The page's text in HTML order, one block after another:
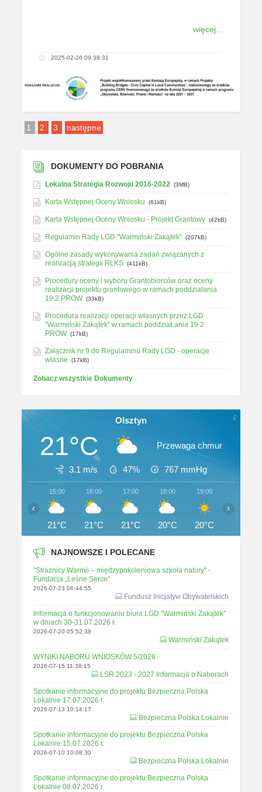
więcej...
2025-02-26 09:38:31
1 2 3 następne
DOKUMENTY DO POBRANIA
Lokalna Strategia Rozwoju 2016-2022 (3MB)
Karta Wstępnej Oceny Wniosku (61kB)
Karta Wstępnej Oceny Wniosku - Projekt Grantowy (42kB)
Regulamin Rady LGD "Warmiński Zakątek" (207kB)
Ogólne zasady wykonywania zadań związanych z
realizacją strategii RLKS (411kB)
Procedury oceny i wyboru Grantobiorców oraz oceny
realizacji projektu grantowego w ramach poddziałania
19.2 PROW (33kB)
Procedura realizacji operacji własnych przez LGD
"Warmiński Zakątek" w ramach poddziaŁania 19.2
PROW (17kB)
Załącznik nr 9 do Regulaminu Rady LGD - operacje
własne
(17kB)
Zobacz wszystkie Dokumenty
Olsztyn
21°C Przewaga chmur
3.1 m/s 47% 767 mmHg
15:00
21°C
16:00
21°C
17:00
21°C
18:00
20°C
19:00
20°C
‹ ›
NAJNOWSZE I POLECANE
"Strażnicy Warmii – międzypokoleniowa szkoła natury" -
Fundacja „Leśne Serce”
2026-07-23 06:44:55
Fundusz Inicjatyw Obywatelskich
Informacja o funkcjonowaniu biura LGD "Warmiński Zakątek"
w dniach 30-31.07.2026 r.
2026-07-20 05:52:38
Warmiński Zakątek
WYNIKI NABORU WNIOSKÓW 5/2026
2026-07-15 11:38:15
LSR 2023 - 2027 Informacja o Naborach
Spotkanie informacyjne do projektu Bezpieczna Polska
Lokalnie 17.07.2026 r.
2026-07-13 10:14:17
Bezpieczna Polska Lokalnie
Spotkanie informacyjne do projektu Bezpieczna Polska
Lokalnie 15.07.2026 r.
2026-07-10 10:08:30
Bezpieczna Polska Lokalnie
Spotkanie informacyjne do projektu Bezpieczna Polska
Lokalnie 08.07.2026 r.